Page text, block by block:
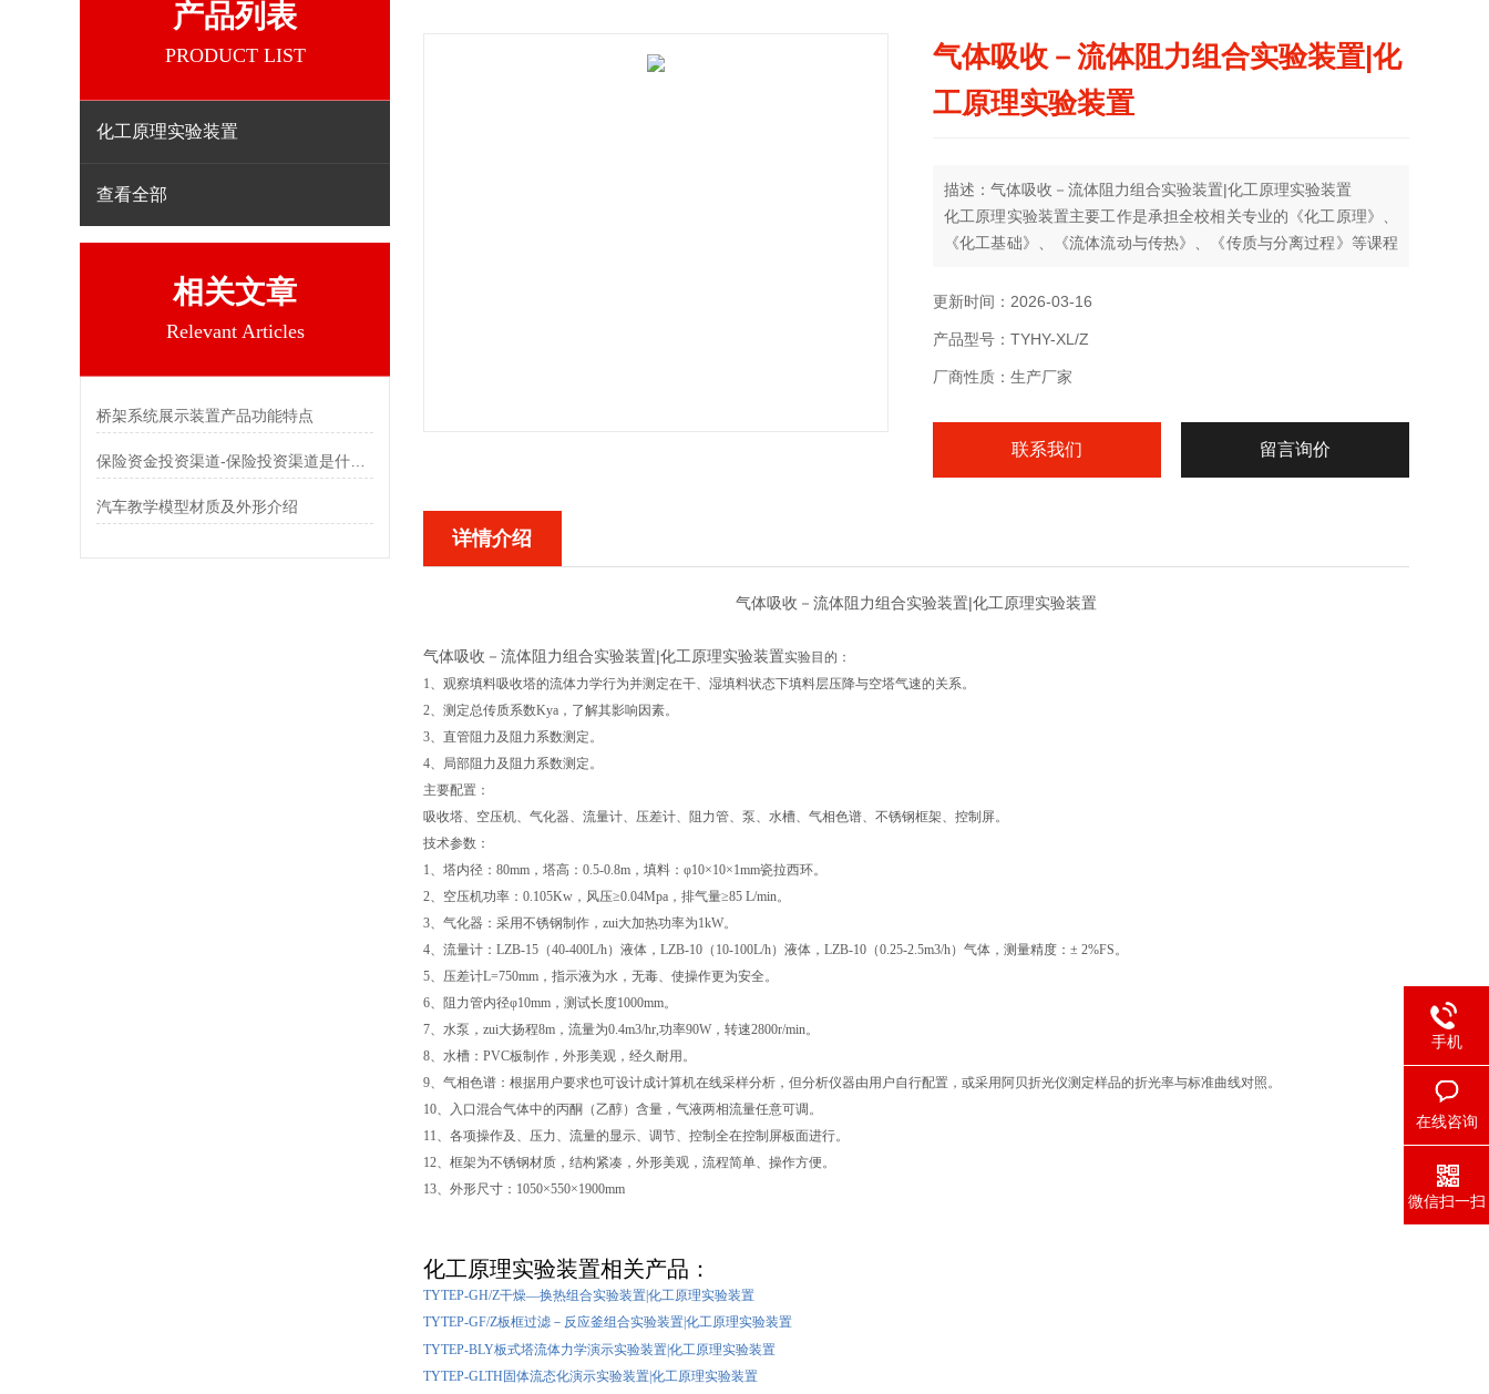
产品列表
PRODUCT LIST
化工原理实验装置
查看全部
相关文章
Relevant Articles
桥架系统展示装置产品功能特点
保险资金投资渠道-保险投资渠道是什么？
汽车教学模型材质及外形介绍
气体吸收－流体阻力组合实验装置|化
工原理实验装置
描述：气体吸收－流体阻力组合实验装置|化工原理实验装置
化工原理实验装置主要工作是承担全校相关专业的《化工原理》、
《化工基础》、《流体流动与传热》、《传质与分离过程》等课程
业生的毕业设计（论文）指导和部分学生的科技创新指导工作
更新时间：2026-03-16
产品型号：TYHY-XL/Z
厂商性质：生产厂家
联系我们 留言询价
详情介绍
气体吸收－流体阻力组合实验装置|化工原理实验装置
气体吸收－流体阻力组合实验装置|化工原理实验装置实验目的：
1、观察填料吸收塔的流体力学行为并测定在干、湿填料状态下填料层压降与空塔气速的关系。
2、测定总传质系数Kya，了解其影响因素。
3、直管阻力及阻力系数测定。
4、局部阻力及阻力系数测定。
主要配置：
吸收塔、空压机、气化器、流量计、压差计、阻力管、泵、水槽、气相色谱、不锈钢框架、控制屏。
技术参数：
1、塔内径：80mm，塔高：0.5-0.8m，填料：φ10×10×1mm瓷拉西环。
2、空压机功率：0.105Kw，风压≥0.04Mpa，排气量≥85 L/min。
3、气化器：采用不锈钢制作，zui大加热功率为1kW。
4、流量计：LZB-15（40-400L/h）液体，LZB-10（10-100L/h）液体，LZB-10（0.25-2.5m3/h）气体，测量精度：± 2%FS。
5、压差计L=750mm，指示液为水，无毒、使操作更为安全。
6、阻力管内径φ10mm，测试长度1000mm。
7、水泵，zui大扬程8m，流量为0.4m3/hr,功率90W，转速2800r/min。
8、水槽：PVC板制作，外形美观，经久耐用。
9、气相色谱：根据用户要求也可设计成计算机在线采样分析，但分析仪器由用户自行配置，或采用阿贝折光仪测定样品的折光率与标准曲线对照。
10、入口混合气体中的丙酮（乙醇）含量，气液两相流量任意可调。
11、各项操作及、压力、流量的显示、调节、控制全在控制屏板面进行。
12、框架为不锈钢材质，结构紧凑，外形美观，流程简单、操作方便。
13、外形尺寸：1050×550×1900mm
化工原理实验装置相关产品：
TYTEP-GH/Z干燥—换热组合实验装置|化工原理实验装置
TYTEP-GF/Z板框过滤－反应釜组合实验装置|化工原理实验装置
TYTEP-BLY板式塔流体力学演示实验装置|化工原理实验装置
TYTEP-GLTH固体流态化演示实验装置|化工原理实验装置
手机
在线咨询
微信扫一扫